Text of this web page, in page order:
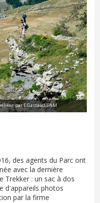
par E.Gastaud/PNM
des agents du Parc ont
avec la dernière
Trekker : un sac à dos
d'appareils photos
par la firme